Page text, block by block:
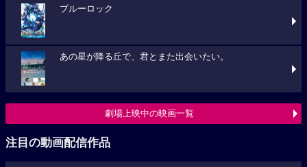
ブルーロック
あの星が降る丘で、君とまた出会いたい。
劇場上映中の映画一覧
注目の動画配信作品